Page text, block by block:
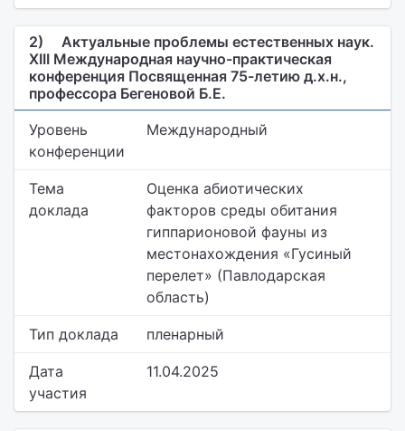
2)
Актуальные проблемы естественных наук.
XIII Международная научно-практическая
конференция Посвященная 75-летию д.х.н.,
профессора Бегеновой Б.Е.
Уровень
конференции
Международный
Тема
доклада
Оценка абиотических
факторов среды обитания
гиппарионовой фауны из
местонахождения «Гусиный
перелет» (Павлодарская
область)
Тип доклада пленарный
Дата
участия
11.04.2025